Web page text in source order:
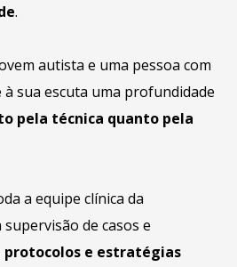
.
autista e uma pessoa com
sua escuta uma profundidade
pela técnica quanto pela
a equipe clínica da
de casos e
e estratégias